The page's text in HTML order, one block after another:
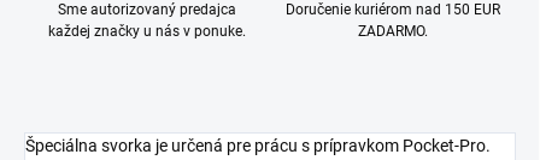
Sme autorizovaný predajca
každej značky u nás v ponuke.
Doručenie kuriérom nad 150 EUR
ZADARMO.
Špeciálna svorka je určená pre prácu s prípravkom Pocket-Pro.